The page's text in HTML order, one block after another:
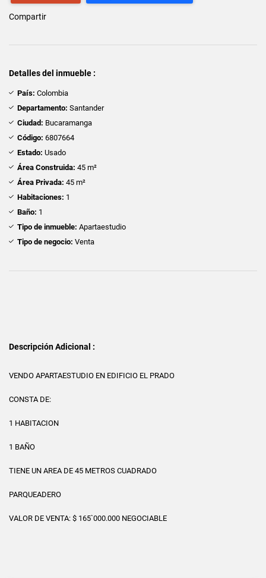
Compartir
Detalles del inmueble :
País: Colombia
Departamento: Santander
Ciudad: Bucaramanga
Código: 6807664
Estado: Usado
Área Construida: 45 m²
Área Privada: 45 m²
Habitaciones: 1
Baño: 1
Tipo de inmueble: Apartaestudio
Tipo de negocio: Venta
Descripción Adicional :
VENDO APARTAESTUDIO EN EDIFICIO EL PRADO
CONSTA DE:
1 HABITACION
1 BAÑO
TIENE UN AREA DE 45 METROS CUADRADO
PARQUEADERO
VALOR DE VENTA: $ 165`000.000 NEGOCIABLE